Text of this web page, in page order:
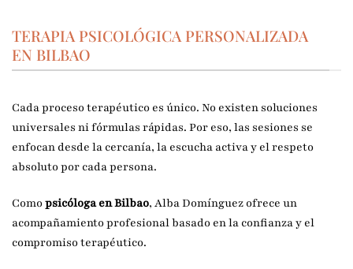
TERAPIA PSICOLÓGICA PERSONALIZADA
EN BILBAO
Cada proceso terapéutico es único. No existen soluciones
universales ni fórmulas rápidas. Por eso, las sesiones se
enfocan desde la cercanía, la escucha activa y el respeto
absoluto por cada persona.
Comopsicóloga en Bilbao, Alba Domínguez ofrece un
acompañamiento profesional basado en la confianza y el
compromiso terapéutico.